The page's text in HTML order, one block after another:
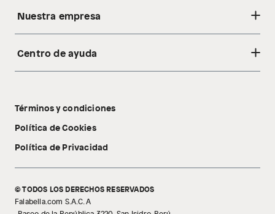
Nuestra empresa
Acerca de nosotros
Tecnología Pillow Walk
Centro de ayuda
Libro de reclamaciones
Términos y condiciones
Política de Cookies
Política de Privacidad
© TODOS LOS DERECHOS RESERVADOS
Falabella.com S.A.C. A